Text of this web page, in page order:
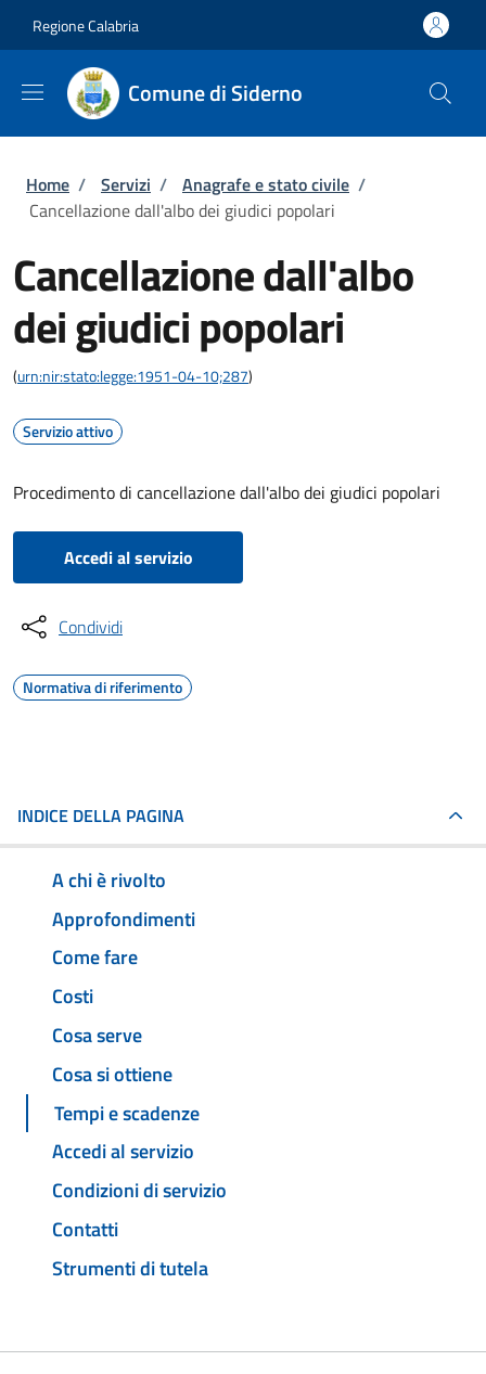
Regione Calabria
Comune di Siderno
Briciole di pane
Home / Servizi / Anagrafe e stato civile /
Cancellazione dall'albo dei giudici popolari
Cancellazione dall'albo
dei giudici popolari
(urn:nir:stato:legge:1951-04-10;287)
Servizio attivo
Procedimento di cancellazione dall'albo dei giudici popolari
Accedi al servizio
Condividi
Normativa di riferimento
INDICE DELLA PAGINA
A chi è rivolto
Approfondimenti
Come fare
Costi
Cosa serve
Cosa si ottiene
Tempi e scadenze
Accedi al servizio
Condizioni di servizio
Contatti
Strumenti di tutela